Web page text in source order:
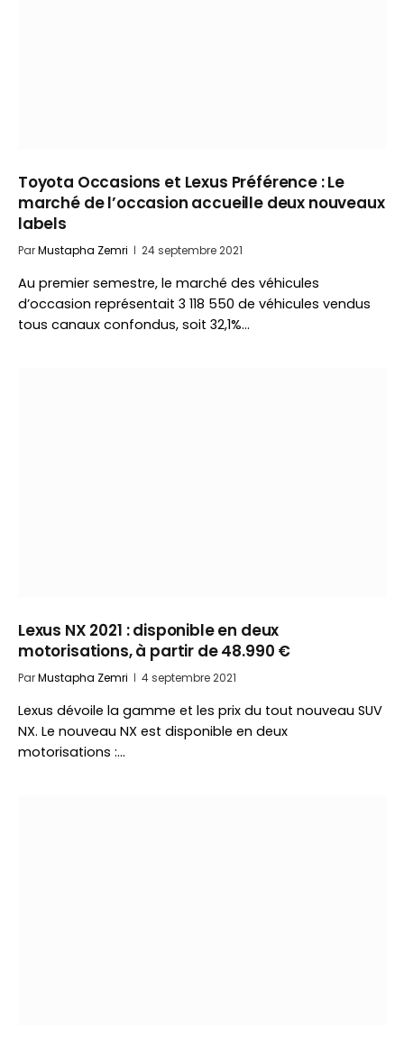
Toyota Occasions et Lexus Préférence : Le
marché de l’occasion accueille deux nouveaux
labels
ParMustapha Zemri 24 septembre 2021
Au premier semestre, le marché des véhicules
d’occasion représentait 3 118 550 de véhicules vendus
tous canaux confondus, soit 32,1%…
Lexus NX 2021 : disponible en deux
motorisations, à partir de 48.990 €
ParMustapha Zemri 4 septembre 2021
Lexus dévoile la gamme et les prix du tout nouveau SUV
NX. Le nouveau NX est disponible en deux
motorisations :…